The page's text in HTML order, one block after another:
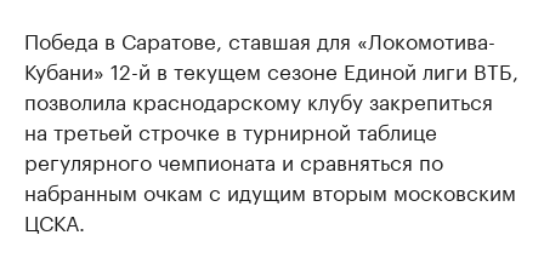
Победа в Саратове, ставшая для «Локомотива-
Кубани» 12-й в текущем сезоне Единой лиги ВТБ,
позволила краснодарскому клубу закрепиться
на третьей строчке в турнирной таблице
регулярного чемпионата и сравняться по
набранным очкам с идущим вторым московским
ЦСКА.